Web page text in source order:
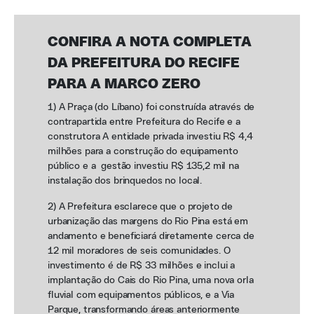
CONFIRA A NOTA COMPLETA
DA PREFEITURA DO RECIFE
PARA A MARCO ZERO
1) A Praça (do Líbano) foi construída através de
contrapartida entre Prefeitura do Recife e a
construtora A entidade privada investiu R$ 4,4
milhões para a construção do equipamento
público e a gestão investiu R$ 135,2 mil na
instalação dos brinquedos no local.
2) A Prefeitura esclarece que o projeto de
urbanização das margens do Rio Pina está em
andamento e beneficiará diretamente cerca de
12 mil moradores de seis comunidades. O
investimento é de R$ 33 milhões e inclui a
implantação do Cais do Rio Pina, uma nova orla
fluvial com equipamentos públicos, e a Via
Parque, transformando áreas anteriormente